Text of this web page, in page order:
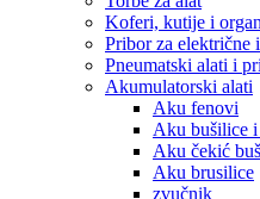
Koferi, kutije i
Pribor za električne
Pneumatski alati i
Akumulatorski alati
Aku fenovi
Aku bušilice
Aku čekić
Aku brusilice
zvučnik